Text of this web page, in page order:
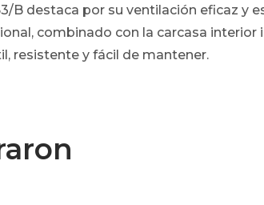
B destaca por su ventilación eficaz y
combinado con la carcasa interior
resistente y fácil de mantener.